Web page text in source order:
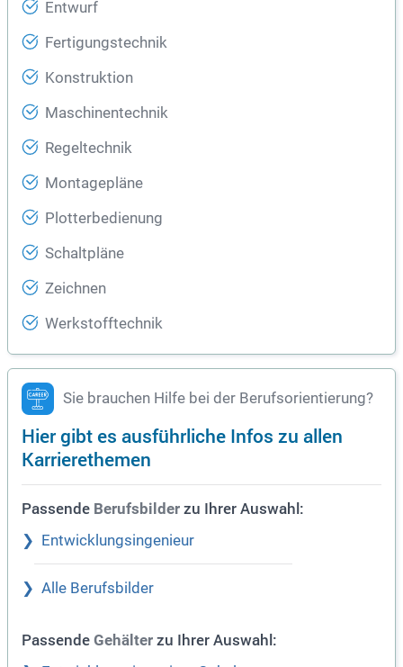
Entwurf
Fertigungstechnik
Konstruktion
Maschinentechnik
Regeltechnik
Montagepläne
Plotterbedienung
Schaltpläne
Zeichnen
Werkstofftechnik
Sie brauchen Hilfe bei der Berufsorientierung?
Hier gibt es ausführliche Infos zu allen
Karrierethemen
Passende Berufsbilder zu Ihrer Auswahl:
Entwicklungsingenieur
Alle Berufsbilder
Passende Gehälter zu Ihrer Auswahl: